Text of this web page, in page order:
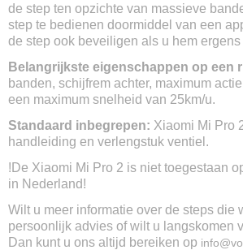
Waterdicht
IP54
Gewicht
14,2kg
Max belasting
100kg
113 x 43 x 118 cm
Afmeting gevouwen
114 x 43 x 49 cm
Soort accu
Lithium-ion
Accu capaciteit
12800 mAh
de step ten opzichte van massieve
step te bedienen doormiddel van een
de step ook beveiligen als u hem ergens
Belangrijkste eigenschappen op een
banden, schijfrem achter, maximum
een maximum snelheid van 25km/u.
Standaard inbegrepen: Xiaomi Mi Pro
handleiding en verlengstuk ventiel.
!De Xiaomi Mi Pro 2 is niet toegestaan
in Nederland!
Wilt u meer informatie over de steps die
persoonlijk advies of wilt u langskomen
Dan kunt u ons altijd bereiken op